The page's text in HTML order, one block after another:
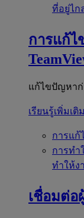
ที่อยู่ไก
การแก้ไ
แก้ไขปัญหา
เรียนรู้เพิ่มเติม
การแก้
การทำ
ทำให้ง
เชื่อมต่อ